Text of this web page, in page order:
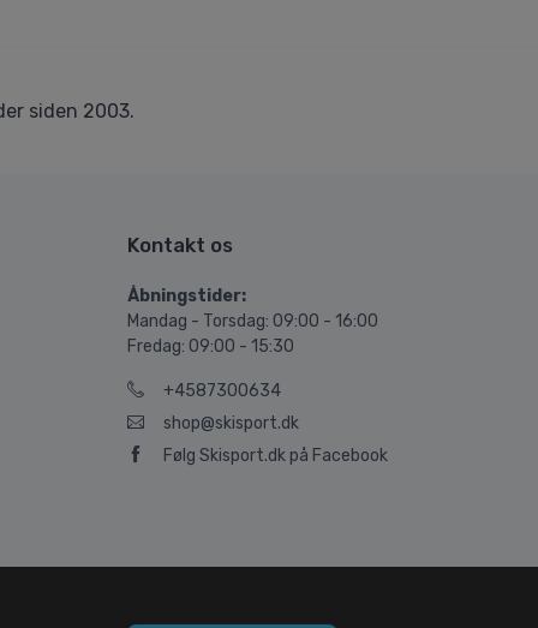
siden 2003.
Kontakt os
Åbningstider:
Mandag - Torsdag: 09:00 - 16:00
Fredag: 09:00 - 15:30
+4587300634
shop@skisport.dk
Følg Skisport.dk på Facebook